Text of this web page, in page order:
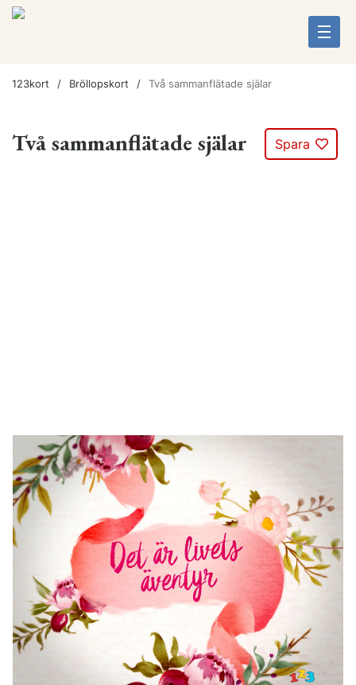
123kort Bröllopskort Två sammanflätade själar
Två sammanflätade själar Spara